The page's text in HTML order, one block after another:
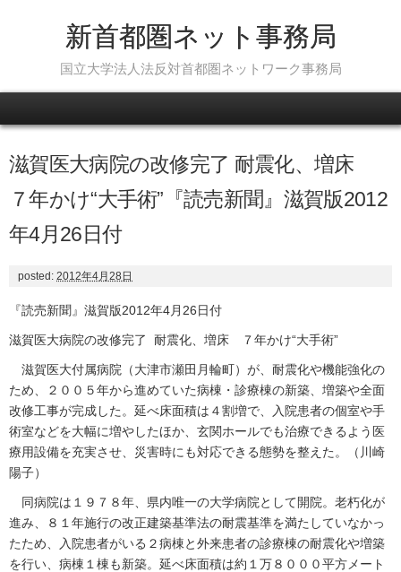
新首都圏ネット事務局
国立大学法人法反対首都圏ネットワーク事務局
滋賀医大病院の改修完了 耐震化、増床
７年かけ“大手術”『読売新聞』滋賀版2012
年4月26日付
posted: 2012年4月28日
『読売新聞』滋賀版2012年4月26日付
滋賀医大病院の改修完了 耐震化、増床 ７年かけ“大手術”
滋賀医大付属病院（大津市瀬田月輪町）が、耐震化や機能強化の
ため、２００５年から進めていた病棟・診療棟の新築、増築や全面
改修工事が完成した。延べ床面積は４割増で、入院患者の個室や手
術室などを大幅に増やしたほか、玄関ホールでも治療できるよう医
療用設備を充実させ、災害時にも対応できる態勢を整えた。（川崎
陽子）
同病院は１９７８年、県内唯一の大学病院として開院。老朽化が
進み、８１年施行の改正建築基準法の耐震基準を満たしていなかっ
たため、入院患者がいる２病棟と外来患者の診療棟の耐震化や増築
を行い、病棟１棟も新築。延べ床面積は約１万８０００平方メート